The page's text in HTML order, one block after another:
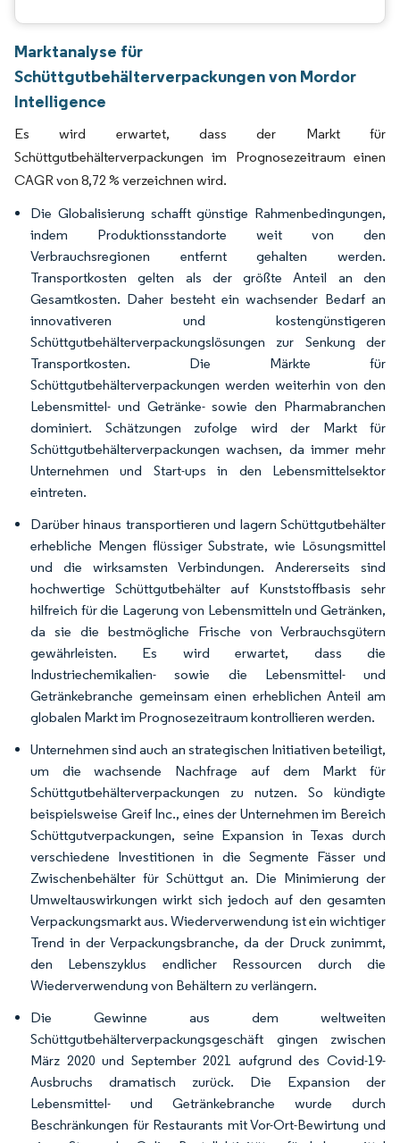
Marktanalyse für
Schüttgutbehälterverpackungen von Mordor
Intelligence
Es wird erwartet, dass der Markt für
Schüttgutbehälterverpackungen im Prognosezeitraum einen
CAGR von 8,72 % verzeichnen wird.
Die Globalisierung schafft günstige Rahmenbedingungen,
indem Produktionsstandorte weit von den
Verbrauchsregionen entfernt gehalten werden.
Transportkosten gelten als der größte Anteil an den
Gesamtkosten. Daher besteht ein wachsender Bedarf an
innovativeren und kostengünstigeren
Schüttgutbehälterverpackungslösungen zur Senkung der
Transportkosten. Die Märkte für
Schüttgutbehälterverpackungen werden weiterhin von den
Lebensmittel- und Getränke- sowie den Pharmabranchen
dominiert. Schätzungen zufolge wird der Markt für
Schüttgutbehälterverpackungen wachsen, da immer mehr
Unternehmen und Start-ups in den Lebensmittelsektor
eintreten.
Darüber hinaus transportieren und lagern Schüttgutbehälter
erhebliche Mengen flüssiger Substrate, wie Lösungsmittel
und die wirksamsten Verbindungen. Andererseits sind
hochwertige Schüttgutbehälter auf Kunststoffbasis sehr
hilfreich für die Lagerung von Lebensmitteln und Getränken,
da sie die bestmögliche Frische von Verbrauchsgütern
gewährleisten. Es wird erwartet, dass die
Industriechemikalien- sowie die Lebensmittel- und
Getränkebranche gemeinsam einen erheblichen Anteil am
globalen Markt im Prognosezeitraum kontrollieren werden.
Unternehmen sind auch an strategischen Initiativen beteiligt,
um die wachsende Nachfrage auf dem Markt für
Schüttgutbehälterverpackungen zu nutzen. So kündigte
beispielsweise Greif Inc., eines der Unternehmen im Bereich
Schüttgutverpackungen, seine Expansion in Texas durch
verschiedene Investitionen in die Segmente Fässer und
Zwischenbehälter für Schüttgut an. Die Minimierung der
Umweltauswirkungen wirkt sich jedoch auf den gesamten
Verpackungsmarkt aus. Wiederverwendung ist ein wichtiger
Trend in der Verpackungsbranche, da der Druck zunimmt,
den Lebenszyklus endlicher Ressourcen durch die
Wiederverwendung von Behältern zu verlängern.
Die Gewinne aus dem weltweiten
Schüttgutbehälterverpackungsgeschäft gingen zwischen
März 2020 und September 2021 aufgrund des Covid-19-
Ausbruchs dramatisch zurück. Die Expansion der
Lebensmittel- und Getränkebranche wurde durch
Beschränkungen für Restaurants mit Vor-Ort-Bewirtung und